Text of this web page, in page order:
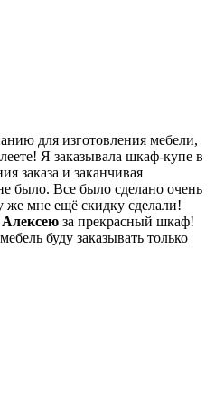
для изготовления мебели,
Я заказывала шкаф-купе в
заказа и заканчивая
было. Все было сделано очень
же мне ещё скидку сделали!
Алексею за прекрасный шкаф!
буду заказывать только